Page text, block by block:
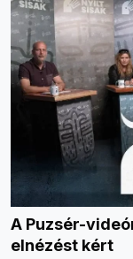
A Puzsér-
elnézést kért